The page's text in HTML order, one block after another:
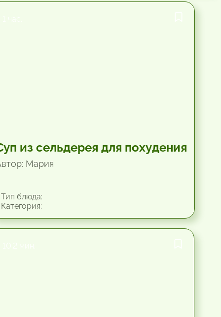
из сельдерея для похудения
Мария
блюда: